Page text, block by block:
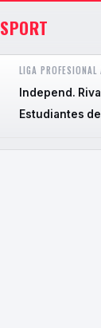
SPORT
LIGA PROFESIONAL
Independ.
Estudiantes